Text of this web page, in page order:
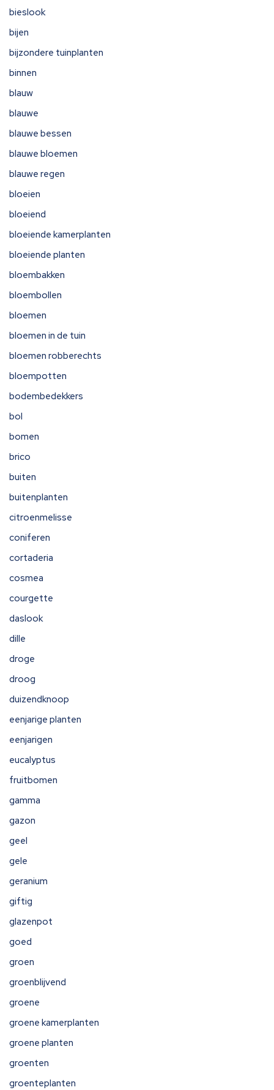
bieslook
bijen
bijzondere tuinplanten
binnen
blauw
blauwe
blauwe bessen
blauwe bloemen
blauwe regen
bloeien
bloeiend
bloeiende kamerplanten
bloeiende planten
bloembakken
bloembollen
bloemen
bloemen in de tuin
bloemen robberechts
bloempotten
bodembedekkers
bol
bomen
brico
buiten
buitenplanten
citroenmelisse
coniferen
cortaderia
cosmea
courgette
daslook
dille
droge
droog
duizendknoop
eenjarige planten
eenjarigen
eucalyptus
fruitbomen
gamma
gazon
geel
gele
geranium
giftig
glazenpot
goed
groen
groenblijvend
groene
groene kamerplanten
groene planten
groenten
groenteplanten